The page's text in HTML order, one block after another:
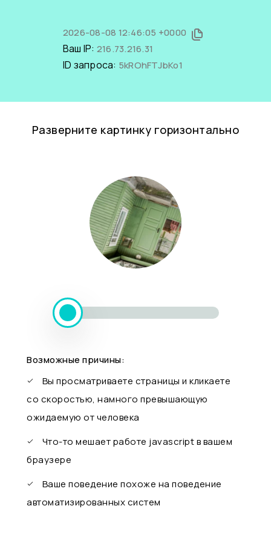
2026-08-08 12:46:05 +0000
Ваш IP: 216.73.216.31
ID запроса: 5kROhFTJbKo1
Разверните картинку горизонтально
Возможные причины:
Вы просматриваете страницы и кликаете
со скоростью, намного превышающую
ожидаемую от человека
Что-то мешает работе javascript в вашем
браузере
Ваше поведение похоже на поведение
автоматизированных систем